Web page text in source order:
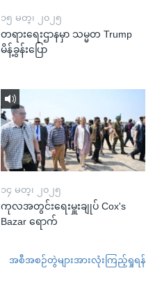
၁၅ မတ္၊ ၂၀၂၅
တရားရေးဌာနမှာ သမ္မတ Trump
မိန့်ခွန်းပြော
၁၄ မတ္၊ ၂၀၂၅
ကုလအတွင်းရေးမှူးချုပ် Cox's
Bazar ရောက်
အစီအစဉ်တွဲများအားလုံးကြည့်ရှုရန်